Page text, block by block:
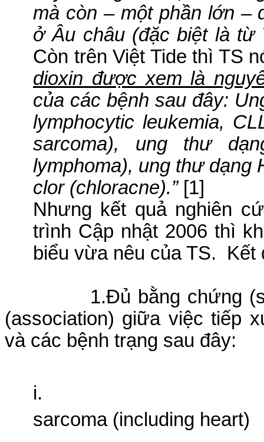
mà còn – một phần lớn –
ở Âu châu (đặc biệt là
Còn trên Việt Tide thì TS
dioxin được xem là
của các bệnh sau đây:
lymphocytic leukemia,
sarcoma), ung thư
lymphoma), ung thư dạng
clor (chloracne).”[1]
Nhưng kết quả nghiên
trình Cập nhật 2006 thì
biểu vừa nêu của TS.
Kết
1.Ðủ bằng chứng
(association) giữa việc tiếp
và các bệnh trạng sau đây:
i.
sarcoma (including heart)